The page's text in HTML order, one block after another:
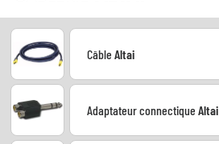
Amplis & Effets
Claviers & Pianos
Synthés & Sampleurs
CâbleAltai
Adaptateur connectiqueAltai